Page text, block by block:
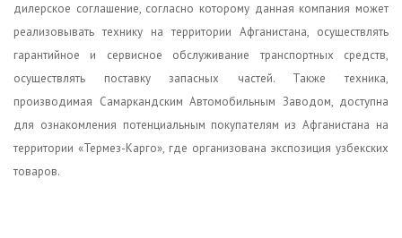
дилерское соглашение, согласно которому данная компания может
реализовывать технику на территории Афганистана, осуществлять
гарантийное и сервисное обслуживание транспортных средств,
осуществлять поставку запасных частей. Также техника,
производимая Самаркандским Автомобильным Заводом, доступна
для ознакомления потенциальным покупателям из Афганистана на
территории «Термез-Карго», где организована экспозиция узбекских
товаров.